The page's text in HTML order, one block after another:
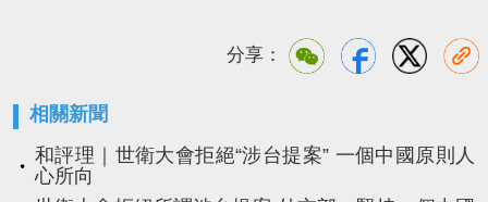
分享：
相關新聞
和評理｜世衛大會拒絕“涉台提案” 一個中國原則人
心所向